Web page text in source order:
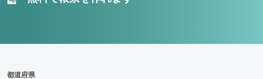
都道府県